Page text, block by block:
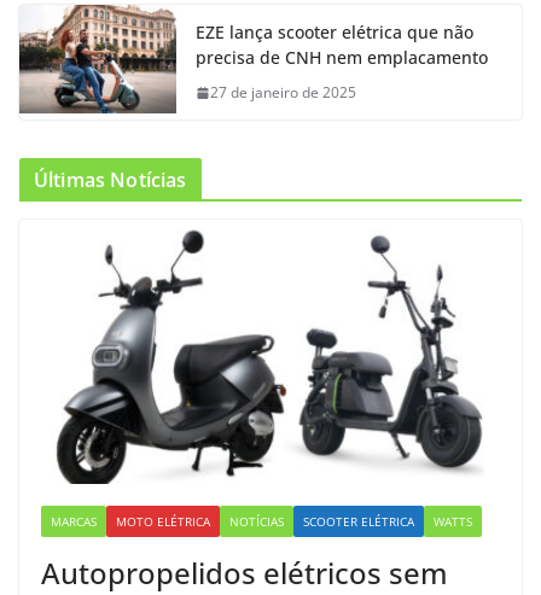
EZE lança scooter elétrica que não
precisa de CNH nem emplacamento
27 de janeiro de 2025
Últimas Notícias
MARCAS MOTO ELÉTRICA NOTÍCIAS SCOOTER ELÉTRICA WATTS
Autopropelidos elétricos sem